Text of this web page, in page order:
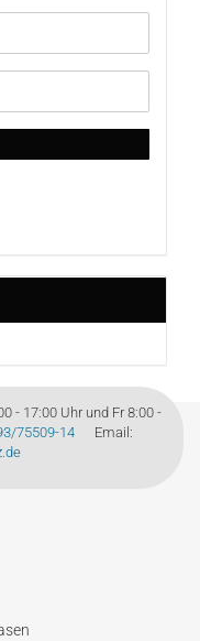
- 17:00 Uhr und Fr 8:00 -
75509-14Email: